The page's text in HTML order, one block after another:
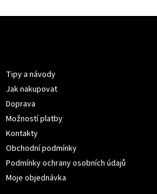
Tipy a návody
Jak nakupovat
Doprava
Možností platby
Kontakty
Obchodní podmínky
Podmínky ochrany osobních údajů
Moje objednávka